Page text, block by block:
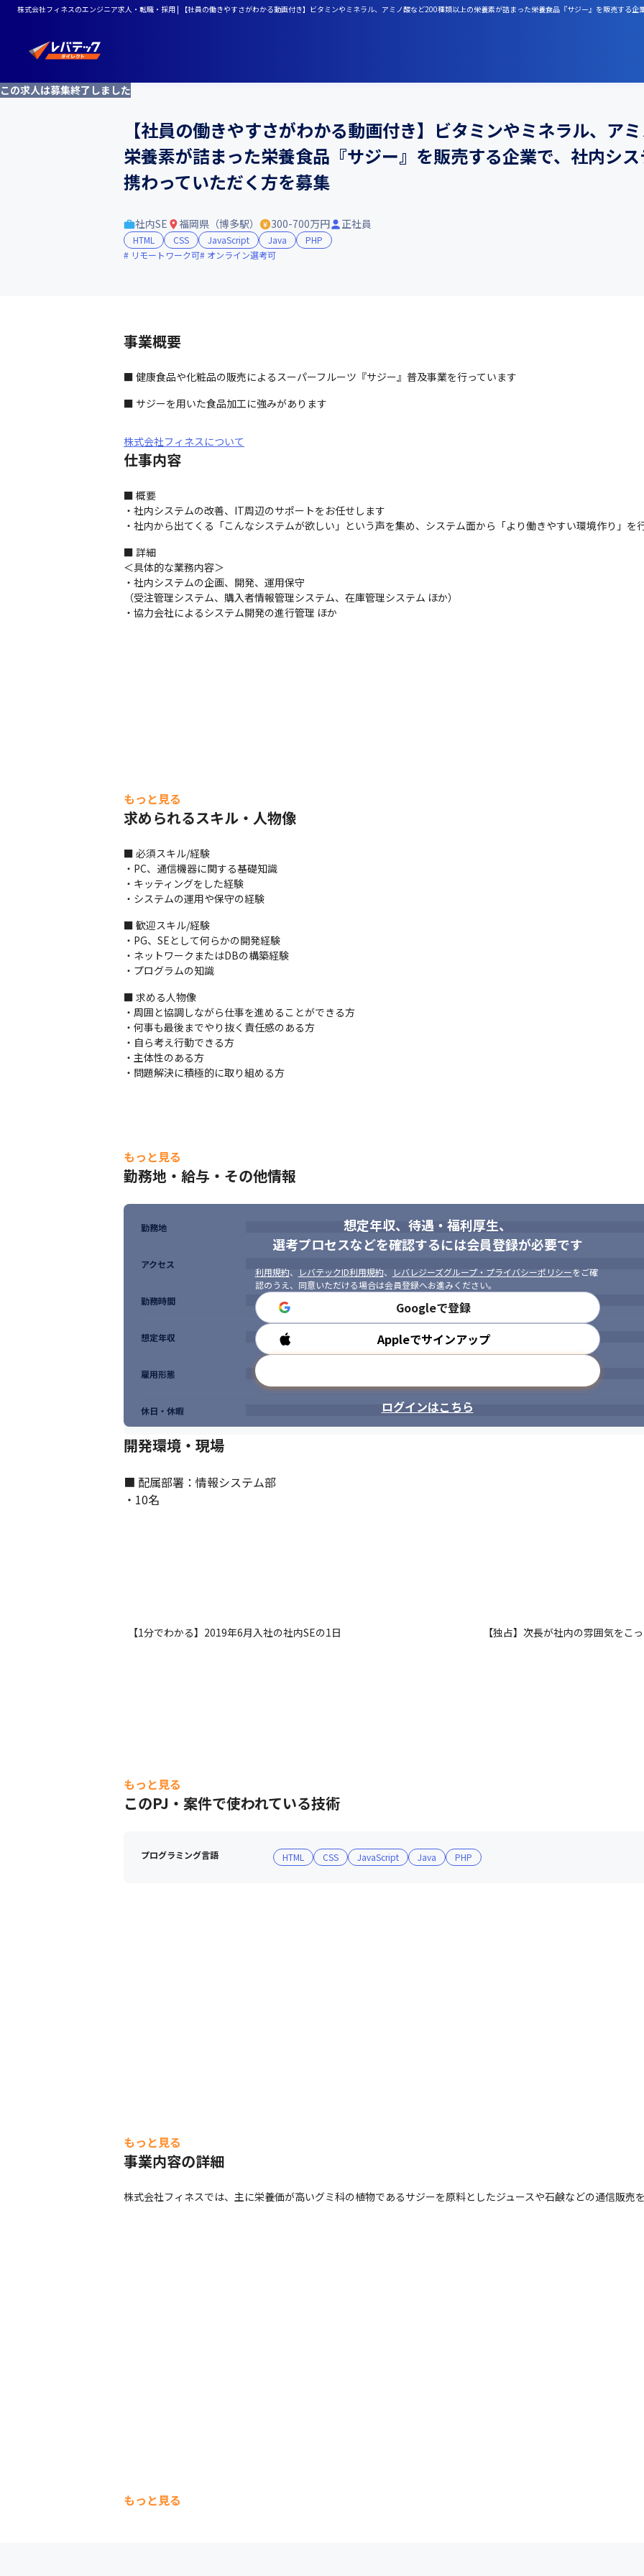
株式会社フィネスのエンジニア求人・転職・採用 | 【社員の働きやすさがわかる動画付き】ビタミンやミネラル、アミノ酸など200種類以上の栄養素が詰まった栄養食品『サジー』を販売する
この求人は募集終了しました
【社員の働きやすさがわかる動画付き】ビタミンやミネラル、ア
栄養素が詰まった栄養食品『サジー』を販売する企業で、社内シ
携わっていただく方を募集
社内SE 福岡県（博多駅） 300-700万円 正社員
HTML CSS JavaScript Java
PHP
リモートワーク可
オンライン選考可
事業概要
■ 健康食品や化粧品の販売によるスーパーフルーツ『サジー』普及事業を行っています
■ サジーを用いた食品加工に強みがあります
株式会社フィネスについて
仕事内容
■ 概要
・社内システムの改善、IT周辺のサポートをお任せします
・社内から出てくる「こんなシステムが欲しい」という声を集め、システム面から「より働きやすい環境作り」を
■ 詳細
＜具体的な業務内容＞
・社内システムの企画、開発、運用保守
（受注管理システム、購入者情報管理システム、在庫管理システム ほか）
・協力会社によるシステム開発の進行管理 ほか
もっと見る
求められるスキル・人物像
■ 必須スキル/経験
・PC、通信機器に関する基礎知識
・キッティングをした経験
・システムの運用や保守の経験
■ 歓迎スキル/経験
・PG、SEとして何らかの開発経験
・ネットワークまたはDBの構築経験
・プログラムの知識
■ 求める人物像
・周囲と協調しながら仕事を進めることができる方
・何事も最後までやり抜く責任感のある方
・自ら考え行動できる方
・主体性のある方
・問題解決に積極的に取り組める方
もっと見る
勤務地・給与・その他情報
想定年収、待遇・福利厚生、
選考プロセスなどを確認するには会員登録が必要です
利用規約、 レバテックID利用規約、 レバレジーズグループ・プライバシーポリシーをご確
認のうえ、同意いただける場合は会員登録へお進みください。
Googleで登録
Appleでサインアップ
ログインはこちら
勤務地
アクセス
勤務時間
想定年収
雇用形態
休日・休暇
開発環境・現場
■ 配属部署：情報システム部
・10名
【1分でわかる】2019年6月入社の社内SEの1日 【独占】次長が社内の雰囲気をこ
もっと見る
このPJ・案件で使われている技術
プログラミング言語 HTML CSS JavaScript Java PHP
もっと見る
事業内容の詳細
株式会社フィネスでは、主に栄養価が高いグミ科の植物であるサジーを原料としたジュースや石鹸などの通信販売を
もっと見る